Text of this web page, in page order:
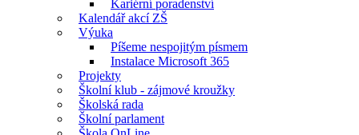
Kariérní poradenství
Kalendář akcí ZŠ
Výuka
Píšeme nespojitým písmem
Instalace Microsoft 365
Projekty
Školní klub - zájmové kroužky
Školská rada
Školní parlament